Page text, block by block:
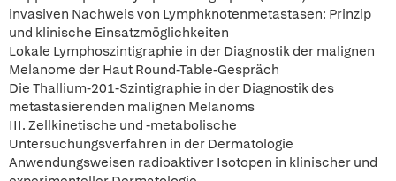
invasiven Nachweis von Lymphknotenmetastasen: Prinzip
und klinische Einsatzmöglichkeiten
Lokale Lymphoszintigraphie in der Diagnostik der malignen
Melanome der Haut Round-Table-Gespräch
Die Thallium-201-Szintigraphie in der Diagnostik des
metastasierenden malignen Melanoms
III. Zellkinetische und -metabolische
Untersuchungsverfahren in der Dermatologie
Anwendungsweisen radioaktiver Isotopen in klinischer und